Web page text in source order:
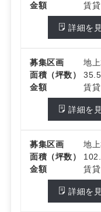
金額
賃
詳細を
募集区画
地
面積（坪数）
金額
賃
詳細を
募集区画
地
面積（坪数）
金額
賃
詳細を